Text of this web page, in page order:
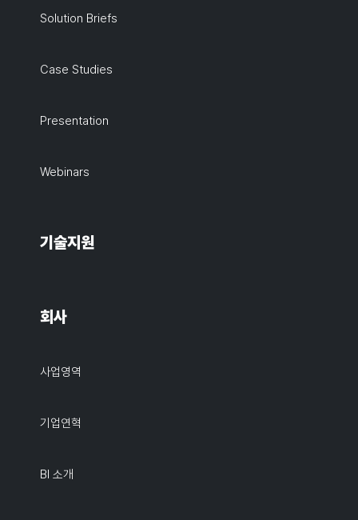
Solution Briefs
Case Studies
Presentation
Webinars
기술지원
회사
사업영역
기업연혁
BI 소개